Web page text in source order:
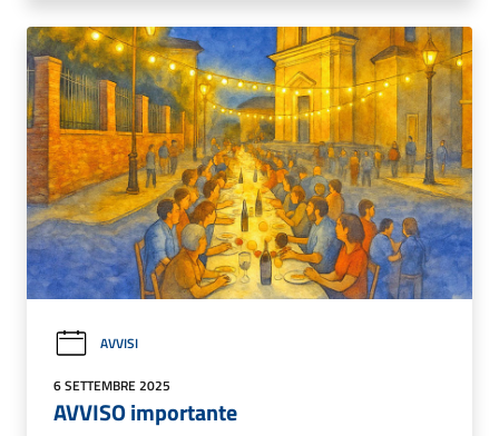
AVVISI
6 SETTEMBRE 2025
AVVISO importante